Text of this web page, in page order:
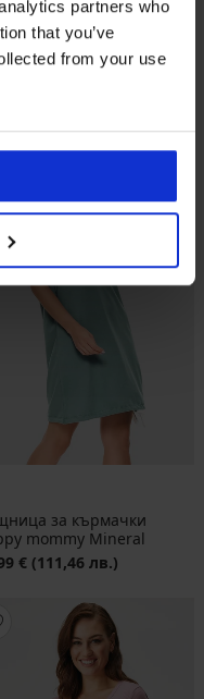
partners who
that you’ve
from your use
за кърмачки
€(60,63 лв.)
61,99 €
за кърмачки
mommy Mineral
€ (111,46 лв.)